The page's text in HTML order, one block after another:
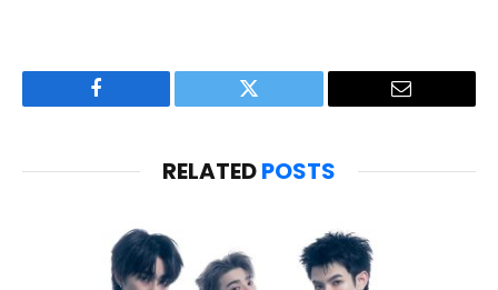
Facebook Twitter Email
RELATEDPOSTS